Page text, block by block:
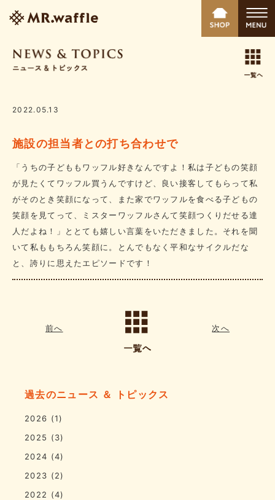
2022.05.13
施設の担当者との打ち合わせで
「うちの子どももワッフル好きなんですよ！私は子どもの笑顔
が見たくてワッフル買うんですけど、良い接客してもらって私
がそのとき笑顔になって、また家でワッフルを食べる子どもの
笑顔を見てって、ミスターワッフルさんて笑顔つくりだせる達
人だよね！」ととても嬉しい言葉をいただきました。それを聞
いて私ももちろん笑顔に。とんでもなく平和なサイクルだな
と、誇りに思えたエピソードです！
前へ 次へ
過去のニュース ＆ トピックス
2026 (1)
2025 (3)
2024 (4)
2023 (2)
2022 (4)